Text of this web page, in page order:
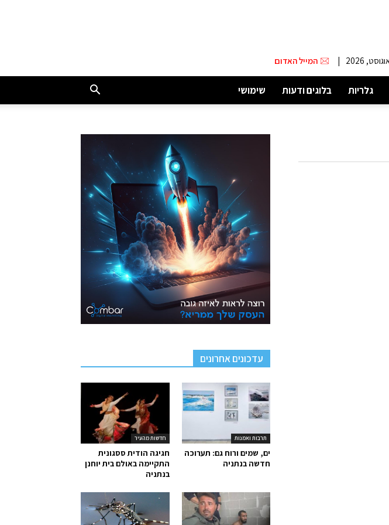
| המייל האדום
גלריות בלוגים ודעות שימושי
עדכונים אחרונים
חדשות מהעיר
חגיגה הודית ססגונית
התקיימה באולם בית יוחנן
בנתניה
תרבות ואמנות
ים, שמים ורוח גם: תערוכה
חדשה בנתניה